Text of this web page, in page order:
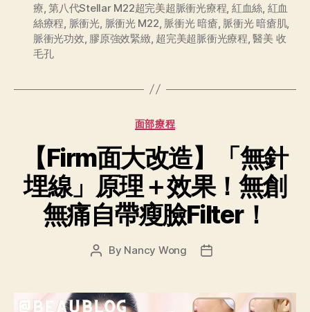
療,第八代Stellar M22超完美超脈衝光療程, 紅血絲, 紅血
絲療程, 脈衝光, 脈衝光 M22, 脈衝光 暗瘡, 脈衝光 暗瘡肌,
脈衝光功效, 膠原強效緊緻, 超完美超脈衝光療程,醫美 收
毛孔
面部療程
【Firm面大改造】「無針
埋線」原理＋效果！無創
無痛自帶瘦臉Filter！
By Nancy Wong